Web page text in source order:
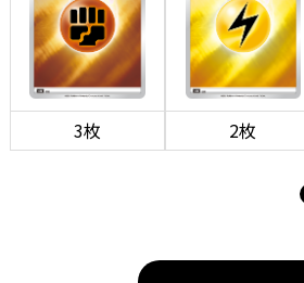
3枚 2枚